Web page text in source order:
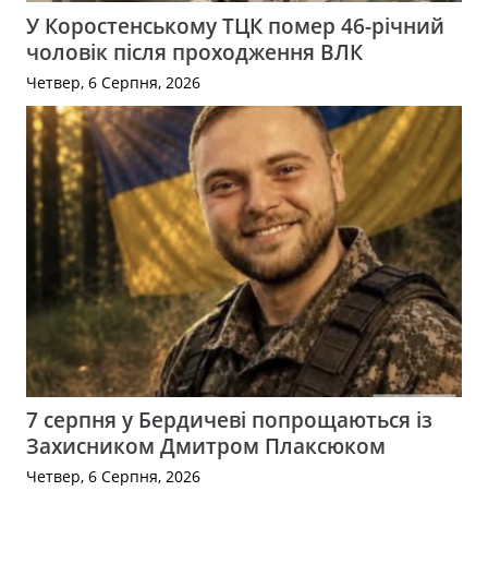
У Коростенському ТЦК помер 46-річний
чоловік після проходження ВЛК
Четвер, 6 Серпня, 2026
7 серпня у Бердичеві попрощаються із
Захисником Дмитром Плаксюком
Четвер, 6 Серпня, 2026